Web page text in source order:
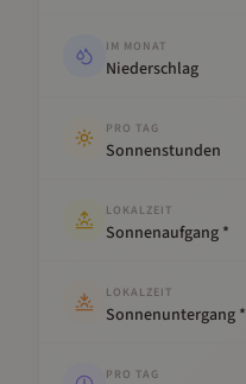
IM MONAT
Niederschlag
PRO TAG
Sonnenstunden
LOKALZEIT
Sonnenaufgang *
LOKALZEIT
Sonnenuntergang *
PRO TAG